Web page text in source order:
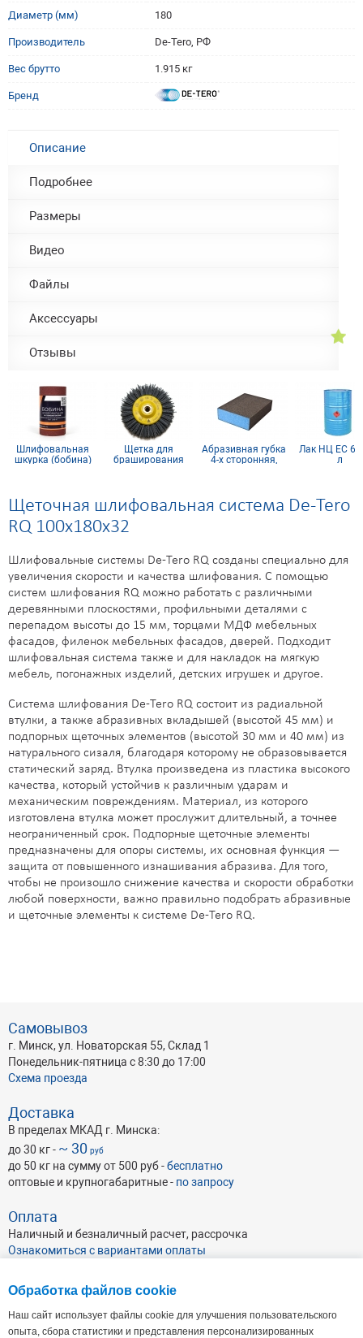
Диаметр (мм) 180
Производитель De-Tero, РФ
Вес брутто 1.915 кг
Бренд
Описание
Подробнее
Размеры
Видео
Файлы
Аксессуары
Отзывы
Шлифовальная
шкурка (бобина)
Щетка для
браширования
Абразивная губка
4-х сторонняя,
Лак НЦ ЕС 60
л
Щеточная шлифовальная система De-Tero
RQ 100х180х32
Шлифовальные системы De-Tero RQ созданы специально для
увеличения скорости и качества шлифования. С помощью
систем шлифования RQ можно работать с различными
деревянными плоскостями, профильными деталями с
перепадом высоты до 15 мм, торцами МДФ мебельных
фасадов, филенок мебельных фасадов, дверей. Подходит
шлифовальная система также и для накладок на мягкую
мебель, погонажных изделий, детских игрушек и другое.
Система шлифования De-Tero RQ состоит из радиальной
втулки, а также абразивных вкладышей (высотой 45 мм) и
подпорных щеточных элементов (высотой 30 мм и 40 мм) из
натурального сизаля, благодаря которому не образовывается
статический заряд. Втулка произведена из пластика высокого
качества, который устойчив к различным ударам и
механическим повреждениям. Материал, из которого
изготовлена втулка может прослужит длительный, а точнее
неограниченный срок. Подпорные щеточные элементы
предназначены для опоры системы, их основная функция —
защита от повышенного изнашивания абразива. Для того,
чтобы не произошло снижение качества и скорости обработки
любой поверхности, важно правильно подобрать абразивные
и щеточные элементы к системе De-Tero RQ.
Самовывоз
г. Минск, ул. Новаторская 55, Склад 1
Понедельник-пятница с 8:30 до 17:00
Схема проезда
Доставка
В пределах МКАД г. Минска:
до 30 кг - ~ 30 руб
до 50 кг на сумму от 500 руб -бесплатно
оптовые и крупногабаритные - по запросу
Оплата
Наличный и безналичный расчет, рассрочка
Ознакомиться с вариантами оплаты
Обработка файлов cookie
Наш сайт использует файлы cookie для улучшения пользовательского
опыта, сбора статистики и представления персонализированных